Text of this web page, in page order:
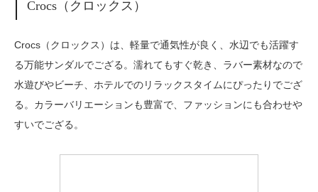
Crocs（クロックス）
Crocs（クロックス）は、軽量で通気性が良く、水辺でも活躍す
る万能サンダルでござる。濡れてもすぐ乾き、ラバー素材なので
水遊びやビーチ、ホテルでのリラックスタイムにぴったりでござ
る。カラーバリエーションも豊富で、ファッションにも合わせや
すいでござる。